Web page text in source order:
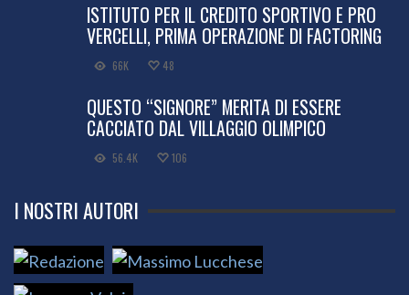
ISTITUTO PER IL CREDITO SPORTIVO E PRO
VERCELLI, PRIMA OPERAZIONE DI FACTORING
66K 48
QUESTO “SIGNORE” MERITA DI ESSERE
CACCIATO DAL VILLAGGIO OLIMPICO
56.4K 106
I NOSTRI AUTORI